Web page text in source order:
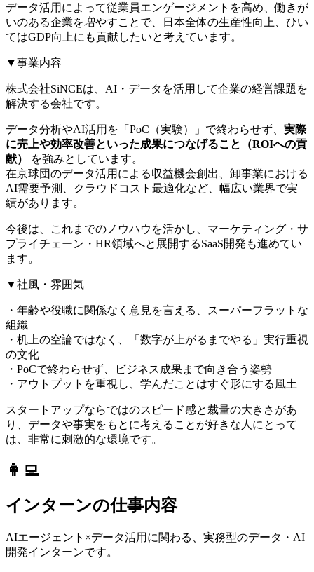
データ活用によって従業員エンゲージメントを高め、働きが
いのある企業を増やすことで、日本全体の生産性向上、ひい
てはGDP向上にも貢献したいと考えています。
▼事業内容
株式会社SiNCEは、AI・データを活用して企業の経営課題を
解決する会社です。
データ分析やAI活用を「PoC（実験）」で終わらせず、 実際
に売上や効率改善といった成果につなげること（ROIへの貢
献）
を強みとしています。
在京球団のデータ活用による収益機会創出、卸事業における
AI需要予測、クラウドコスト最適化など、幅広い業界で実
績があります。
今後は、これまでのノウハウを活かし、マーケティング・サ
プライチェーン・HR領域へと展開するSaaS開発も進めてい
ます。
▼社風・雰囲気
・年齢や役職に関係なく意見を言える、スーパーフラットな
組織
・机上の空論ではなく、「数字が上がるまでやる」実行重視
の文化
・PoCで終わらせず、ビジネス成果まで向き合う姿勢
・アウトプットを重視し、学んだことはすぐ形にする風土
スタートアップならではのスピード感と裁量の大きさがあ
り、データや事実をもとに考えることが好きな人にとって
は、非常に刺激的な環境です。
👩‍💻
インターンの仕事内容
AIエージェント×データ活用に関わる、実務型のデータ・AI
開発インターンです。